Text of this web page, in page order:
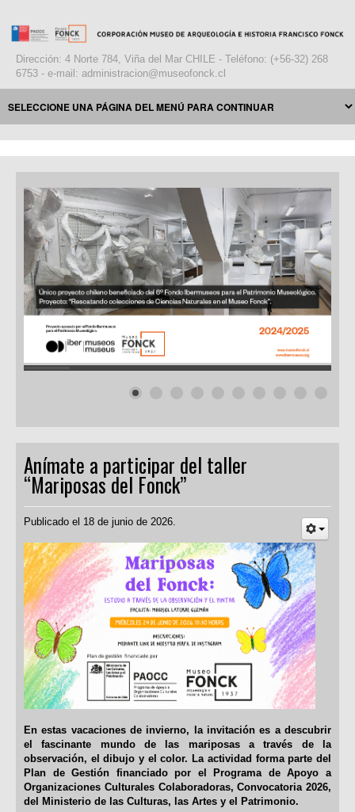
Dirección: 4 Norte 784, Viña del Mar CHILE - Teléfono: (+56-32) 268
6753 - e-mail: administracion@museofonck.cl
Anímate a participar del taller
“Mariposas del Fonck”
Publicado el 18 de junio de 2026.
En estas vacaciones de invierno, la invitación es a descubrir
el fascinante mundo de las mariposas a través de la
observación, el dibujo y el color. La actividad forma parte del
Plan de Gestión financiado por el Programa de Apoyo a
Organizaciones Culturales Colaboradoras, Convocatoria 2026,
del Ministerio de las Culturas, las Artes y el Patrimonio.